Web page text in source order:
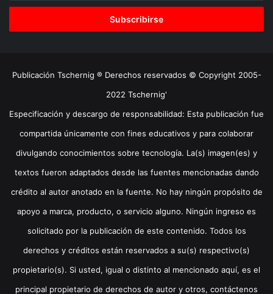
correo
Publicación Tschernig ® Derechos reservados © Copyright 2005-
2022 Tschernig'
Especificación y descargo de responsabilidad: Esta publicación fue
compartida únicamente con fines educativos y para colaborar
divulgando conocimientos sobre tecnología. La(s) imagen(es) y
textos fueron adaptados desde las fuentes mencionadas dando
crédito al autor anotado en la fuente. No hay ningún propósito de
apoyo a marca, producto, o servicio alguno. Ningún ingreso es
solicitado por la publicación de este contenido. Todos los
derechos y créditos están reservados a su(s) respectivo(s)
propietario(s). Si usted, igual o distinto al mencionado aquí, es el
principal propietario de derechos de autor y otros, contáctenos